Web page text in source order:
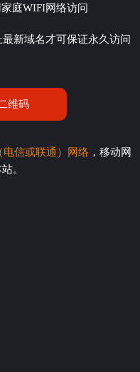
庭WIFI网络访问
新域名才可保证永久访问
维码
电信或联通）网络 ，移动网
。